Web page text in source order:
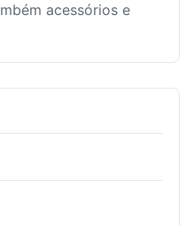
acessórios e